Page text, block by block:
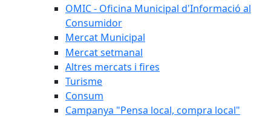
OMIC - Oficina Municipal d'Informació al
Consumidor
Mercat Municipal
Mercat setmanal
Altres mercats i fires
Turisme
Consum
Campanya "Pensa local, compra local"